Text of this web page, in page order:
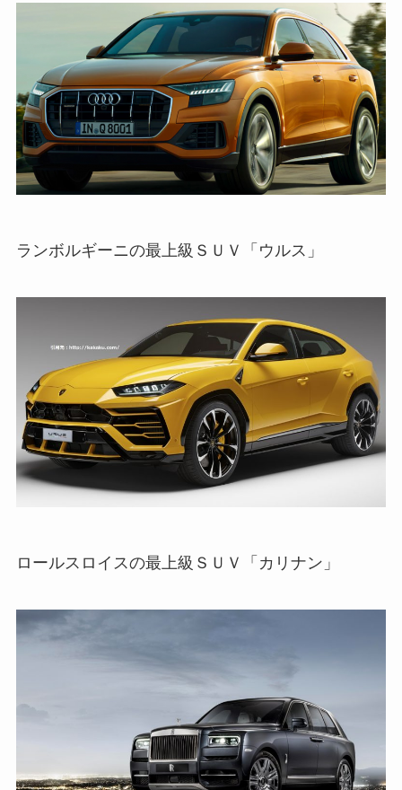
ランボルギーニの最上級ＳＵＶ「ウルス」
ロールスロイスの最上級ＳＵＶ「カリナン」